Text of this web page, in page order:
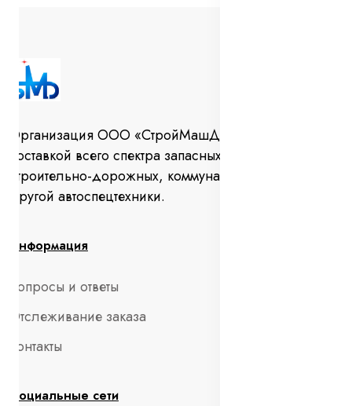
Организация ООО «СтройМашДеталь» занимается
поставкой всего спектра запасных частей для
строительно-дорожных, коммунальных машин и
другой автоспецтехники.
Информация
Вопросы и ответы
Отслеживание заказа
Контакты
Социальные сети